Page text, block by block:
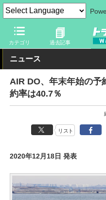
カテゴリ 過去記事
トラベル Watch 企業・政府・
ニュース
AIR DO、年末年始の予
約率は40.7％
リスト
2020年12月18日 発表